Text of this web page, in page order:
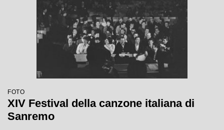
FOTO
XIV Festival della canzone italiana di
Sanremo